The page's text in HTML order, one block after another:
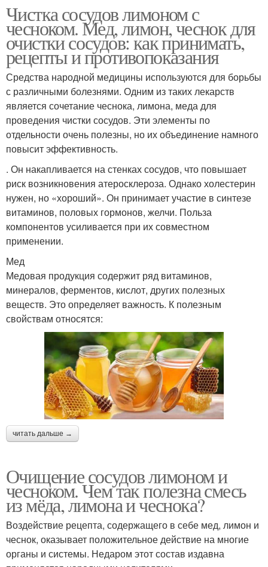
Чистка сосудов лимоном с
чесноком. Мед, лимон, чеснок для
очистки сосудов: как принимать,
рецепты и противопоказания
Средства народной медицины используются для борьбы
с различными болезнями. Одним из таких лекарств
является сочетание чеснока, лимона, меда для
проведения чистки сосудов. Эти элементы по
отдельности очень полезны, но их объединение намного
повысит эффективность.
. Он накапливается на стенках сосудов, что повышает
риск возникновения атеросклероза. Однако холестерин
нужен, но «хороший». Он принимает участие в синтезе
витаминов, половых гормонов, желчи. Польза
компонентов усиливается при их совместном
применении.
Мед
Медовая продукция содержит ряд витаминов,
минералов, ферментов, кислот, других полезных
веществ. Это определяет важность. К полезным
свойствам относятся:
читать дальше →
Очищение сосудов лимоном и
чесноком. Чем так полезна смесь
из мёда, лимона и чеснока?
Воздействие рецепта, содержащего в себе мед, лимон и
чеснок, оказывает положительное действие на многие
органы и системы. Недаром этот состав издавна